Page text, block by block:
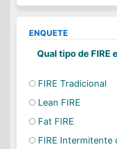
ENQUETE
Qual tipo de FIRE
FIRE Tradicional
Lean FIRE
Fat FIRE
FIRE Intermitente